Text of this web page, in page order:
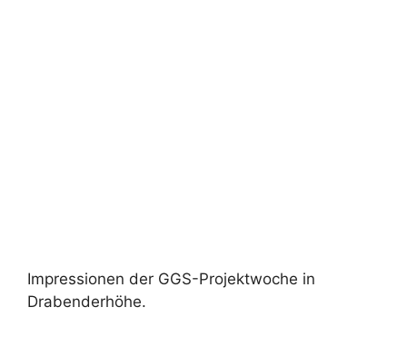
Impressionen der GGS-Projektwoche in
Drabenderhöhe.